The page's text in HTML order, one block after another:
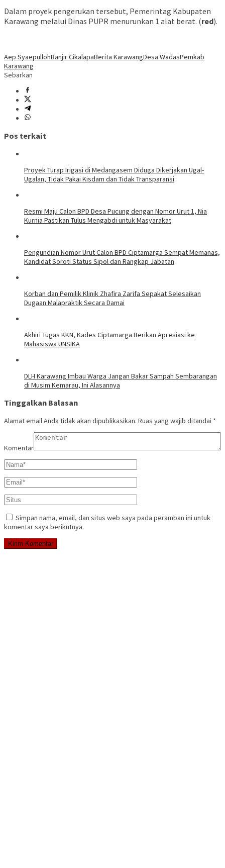
Dalam proyek pengerukan tersebut, Pemerintag Kabupaten
Karawang melalui Dinas PUPR menurunkan 1 alat berat. (red).
Aep SyaepullohBanjir CikalapaBerita KarawangDesa WadasPemkab
Karawang
Sebarkan
Pos terkait
Proyek Turap Irigasi di Medangasem Diduga Dikerjakan Ugal-
Ugalan, Tidak Pakai Kisdam dan Tidak Transparansi
Resmi Maju Calon BPD Desa Pucung dengan Nomor Urut 1, Nia
Kurnia Pastikan Tulus Mengabdi untuk Masyarakat
Pengundian Nomor Urut Calon BPD Ciptamarga Sempat Memanas,
Kandidat Soroti Status Sipol dan Rangkap Jabatan
Korban dan Pemilik Klinik Zhafira Zarifa Sepakat Selesaikan
Dugaan Malapraktik Secara Damai
Akhiri Tugas KKN, Kades Ciptamarga Berikan Apresiasi ke
Mahasiswa UNSIKA
DLH Karawang Imbau Warga Jangan Bakar Sampah Sembarangan
di Musim Kemarau, Ini Alasannya
Tinggalkan Balasan
Alamat email Anda tidak akan dipublikasikan. Ruas yang wajib ditandai *
Komentar
Simpan nama, email, dan situs web saya pada peramban ini untuk
komentar saya berikutnya.